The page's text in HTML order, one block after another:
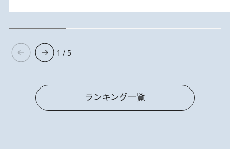
1 / 5
ランキング一覧